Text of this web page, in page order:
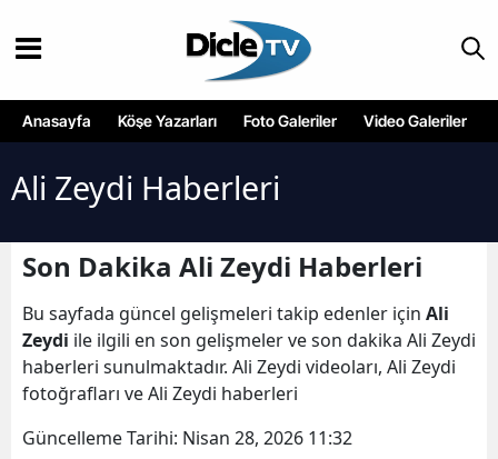
Anasayfa Köşe Yazarları Foto Galeriler Video Galeriler
Ali Zeydi Haberleri
Son Dakika Ali Zeydi Haberleri
Bu sayfada güncel gelişmeleri takip edenler için Ali
Zeydi ile ilgili en son gelişmeler ve son dakika Ali Zeydi
haberleri sunulmaktadır. Ali Zeydi videoları, Ali Zeydi
fotoğrafları ve Ali Zeydi haberleri
Güncelleme Tarihi: Nisan 28, 2026 11:32